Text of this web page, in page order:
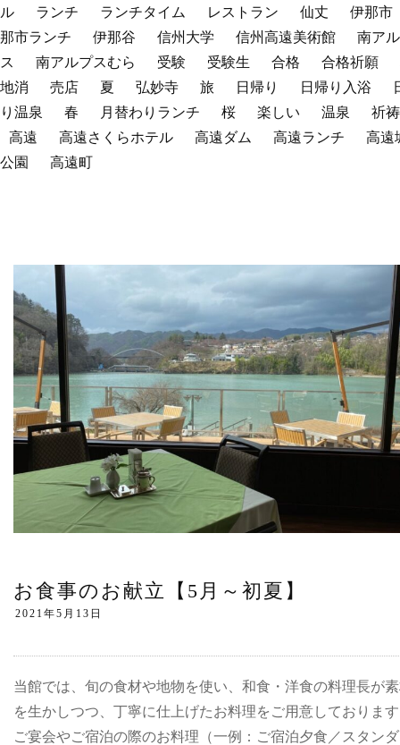
ル
ランチ ランチタイム レストラン 仙丈
伊那市
那市ランチ
伊那谷 信州大学 信州高遠美術館
南ア
ス
南アルプスむら 受験 受験生 合格
合格祈願
地消
売店 夏 弘妙寺 旅 日帰り 日帰り入浴
り温泉
春 月替わりランチ 桜 楽しい 温泉
祈祷
高遠
高遠さくらホテル 高遠ダム 高遠ランチ
高遠
公園
高遠町
お食事のお献立【5月～初夏】
当館では、旬の食材や地物を使い、和食・洋食の料理長が
を生かしつつ、丁寧に仕上げたお料理をご用意しておりま
ご宴会やご宿泊の際のお料理（一例：ご宿泊夕食／スタン